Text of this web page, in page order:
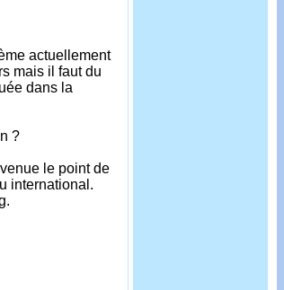
actuellement
mais il faut du
dans la
?
le point de
international.